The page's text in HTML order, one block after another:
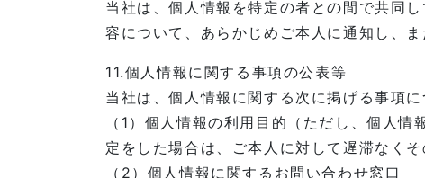
当社は、個人情報を特定の者との間で共同
容について、あらかじめご本人に通知し、
11.個人情報に関する事項の公表等
当社は、個人情報に関する次に掲げる事項
（1）個人情報の利用目的（ただし、個人
定をした場合は、ご本人に対して遅滞なくそ
（2）個人情報に関するお問い合わせ窓口